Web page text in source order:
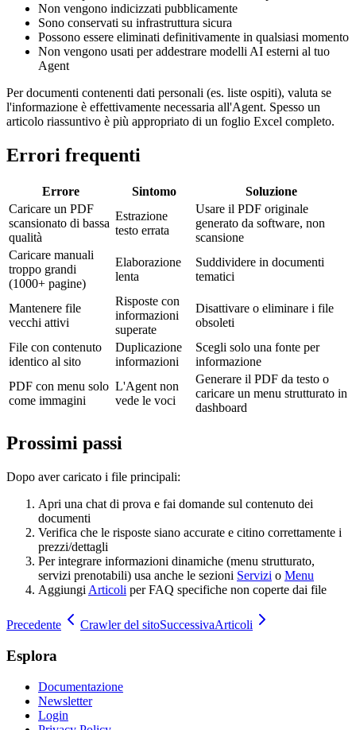
Non vengono indicizzati pubblicamente
Sono conservati su infrastruttura sicura
Possono essere eliminati definitivamente in qualsiasi momento
Non vengono usati per addestrare modelli AI esterni al tuo
Agent
Per documenti contenenti dati personali (es. liste ospiti), valuta se
l'informazione è effettivamente necessaria all'Agent. Spesso un
articolo riassuntivo è più appropriato di un foglio Excel completo.
Errori frequenti
Errore Sintomo
Soluzione
Caricare un PDF
scansionato di bassa
qualità
Estrazione
testo errata
Usare il PDF originale
generato da software, non
scansione
Caricare manuali
troppo grandi
(1000+ pagine)
Elaborazione
lenta
Suddividere in documenti
tematici
Mantenere file
vecchi attivi
Risposte con
informazioni
superate
Disattivare o eliminare i file
obsoleti
File con contenuto
identico al sito
Duplicazione
informazioni
Scegli solo una fonte per
informazione
PDF con menu solo
come immagini
L'Agent non
vede le voci
Generare il PDF da testo o
caricare un menu strutturato in
dashboard
Prossimi passi
Dopo aver caricato i file principali:
Apri una chat di prova e fai domande sul contenuto dei
documenti
Verifica che le risposte siano accurate e citino correttamente i
prezzi/dettagli
Per integrare informazioni dinamiche (menu strutturato,
servizi prenotabili) usa anche le sezioni Servizi o Menu
Aggiungi Articoli per FAQ specifiche non coperte dai file
Precedente Crawler del sitoSuccessivaArticoli
Esplora
Documentazione
Newsletter
Login